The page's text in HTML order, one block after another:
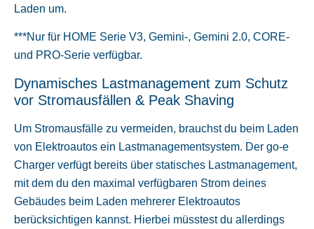
Laden um.
***Nur für HOME Serie V3, Gemini-, Gemini 2.0, CORE-
und PRO-Serie verfügbar.
Dynamisches Lastmanagement zum Schutz
vor Stromausfällen & Peak Shaving
Um Stromausfälle zu vermeiden, brauchst du beim Laden
von Elektroautos ein Lastmanagementsystem. Der go-e
Charger verfügt bereits über statisches Lastmanagement,
mit dem du den maximal verfügbaren Strom deines
Gebäudes beim Laden mehrerer Elektroautos
berücksichtigen kannst. Hierbei müsstest du allerdings